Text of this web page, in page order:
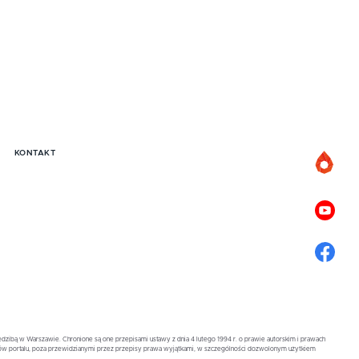
KONTAKT
w Warszawie. Chronione są one przepisami ustawy z dnia 4 lutego 1994 r. o prawie autorskim i prawach
portalu, poza przewidzianymi przez przepisy prawa wyjątkami, w szczególności dozwolonym użytkiem